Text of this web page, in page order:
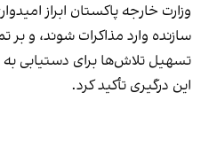
وزارت خارجه پاکستان ابراز
سازنده وارد مذاکرات شوند، و بر
تسهیل تلاش‌ها برای دستیابی به
این درگیری تأکید کرد.